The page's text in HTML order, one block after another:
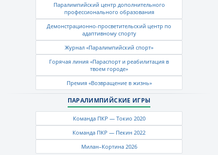
Паралимпийский центр дополнительного
профессионального образования
Демонстрационно-просветительский центр по
адаптивному спорту
Журнал «Паралимпийский спорт»
Горячая линия «Параспорт и реабилитация в
твоем городе»
Премия «Возвращение в жизнь»
ПАРАЛИМПИЙСКИЕ ИГРЫ
Команда ПКР — Токио 2020
Команда ПКР — Пекин 2022
Милан–Кортина 2026